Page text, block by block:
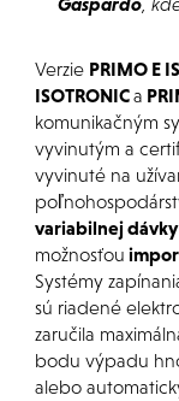
Verzie PRIMO E
ISOTRONICa
komunikačným
vyvinutým a
vyvinuté na
variabilnej dávky
možnosťou
Systémy
sú riadené
zaručila
bodu výpadu
alebo